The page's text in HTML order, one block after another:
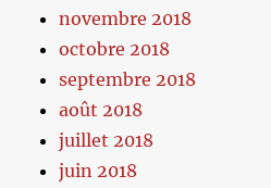
novembre 2018
octobre 2018
septembre 2018
août 2018
juillet 2018
juin 2018